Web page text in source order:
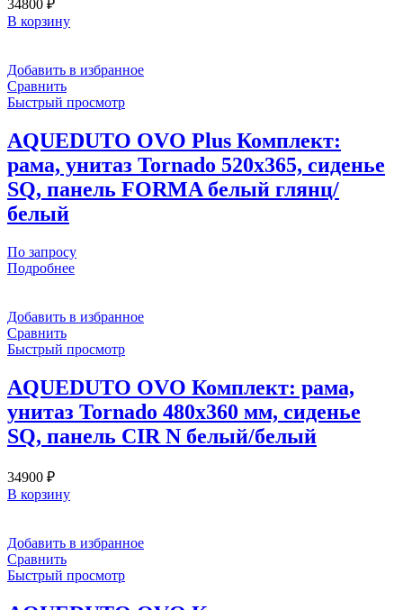
34800 ₽
В корзину
Добавить в избранное
Сравнить
Быстрый просмотр
AQUEDUTO OVO Plus Комплект:
рама, унитаз Tornado 520х365, сиденье
SQ, панель FORMA белый глянц/
белый
По запросу
Подробнее
Добавить в избранное
Сравнить
Быстрый просмотр
AQUEDUTO OVO Комплект: рама,
унитаз Tornado 480х360 мм, сиденье
SQ, панель CIR N белый/белый
34900 ₽
В корзину
Добавить в избранное
Сравнить
Быстрый просмотр